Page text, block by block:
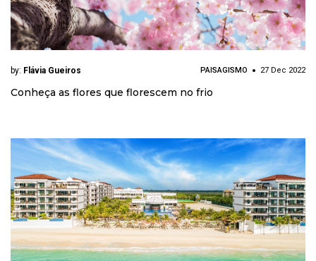
by: Flávia Gueiros PAISAGISMO 27 Dec 2022
Conheça as flores que florescem no frio